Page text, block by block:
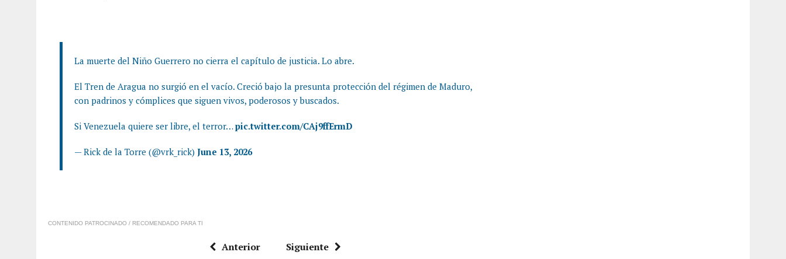
La muerte del Niño Guerrero no cierra el capítulo de justicia. Lo abre.
El Tren de Aragua no surgió en el vacío. Creció bajo la presunta protección del régimen de Maduro,
con padrinos y cómplices que siguen vivos, poderosos y buscados.
Si Venezuela quiere ser libre, el terror…pic.twitter.com/CAj9ffErmD
— Rick de la Torre (@vrk_rick) June 13, 2026
CONTENIDO PATROCINADO / RECOMENDADO PARA TI
Anterior Siguiente